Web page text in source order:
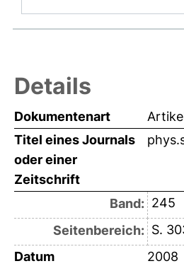
Details
Dokumentenart
Titel eines Journals
oder einer
Zeitschrift
Band: 245
Seitenbereich: S.
Datum
2008